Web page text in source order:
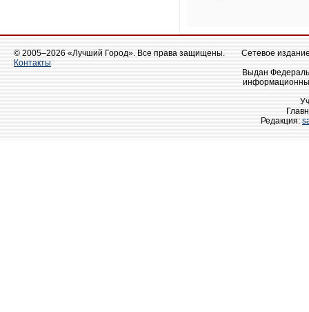
© 2005–2026 «Лучший Город». Все права защищены.
Контакты
Сетевое
Выдан
Редакция: